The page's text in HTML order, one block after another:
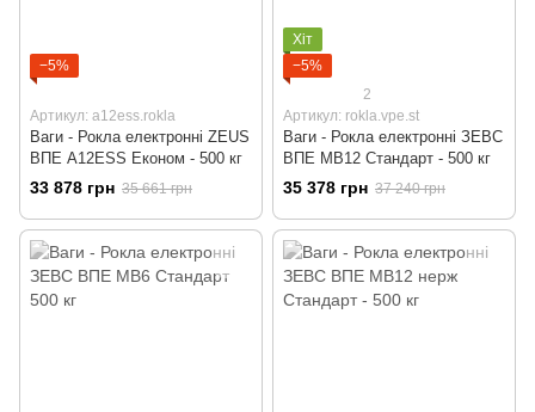
−5%
Артикул: a12ess.rokla
Ваги - Рокла електронні ZEUS
ВПЕ A12ESS Економ - 500 кг
33 878 грн 35 661 грн
Хіт
−5%
2
Артикул: rokla.vpe.st
Ваги - Рокла електронні ЗЕВС
ВПЕ МВ12 Стандарт - 500 кг
35 378 грн 37 240 грн